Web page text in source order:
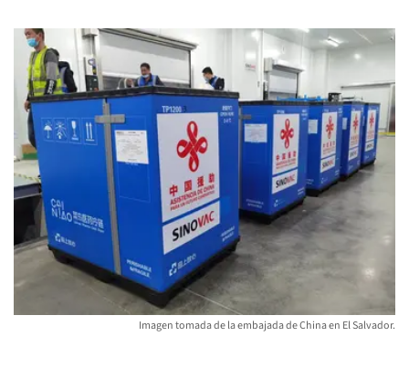
Imagen tomada de la embajada de China en El Salvador.